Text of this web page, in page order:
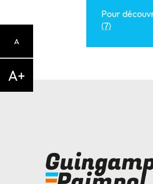
A
A+
Pour
(7)